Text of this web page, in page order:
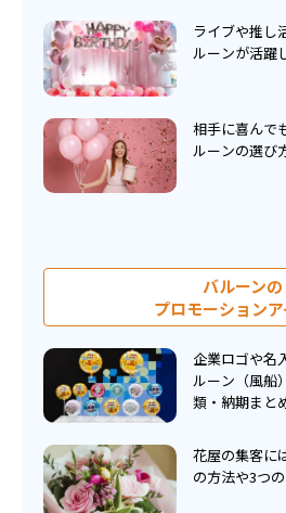
ライブや推し
ルーンが活躍
相手に喜んで
ルーンの選び
バルーンの
プロモーション
企業ロゴや名
ルーン（風船
類・納期まと
花屋の集客に
の方法や3つ